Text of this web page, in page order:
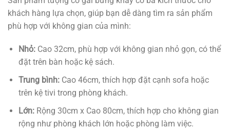
khách hàng lựa chọn, giúp bạn dễ dàng tìm ra sản phẩm
phù hợp với không gian của mình:
Nhỏ:Cao 32cm, phù hợp với không gian nhỏ gọn, có thể
đặt trên bàn hoặc kệ sách.
Trung bình:Cao 46cm, thích hợp đặt cạnh sofa hoặc
trên kệ tivi trong phòng khách.
Lớn:Rộng 30cm x Cao 80cm, thích hợp cho không gian
rộng như phòng khách lớn hoặc phòng làm việc.